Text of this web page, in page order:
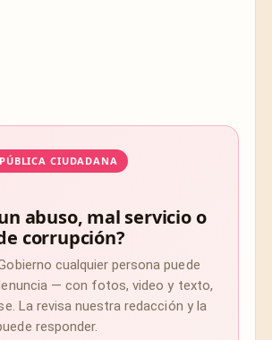
CIUDADANA
abuso, mal servicio o
corrupción?
cualquier persona puede
— con fotos, video y texto,
La revisa nuestra redacción y la
responder.